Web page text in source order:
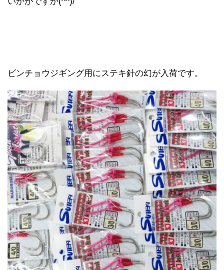
ビンチョウジギング用にステキ針の幻が入荷です。